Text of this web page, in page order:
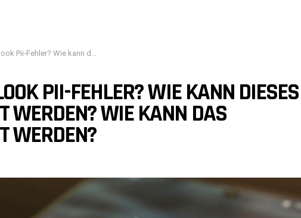
Problem gelöst werden? Wie kann das Problem gelöst werden?
PII-FEHLER? WIE KANN DIESES
WERDEN? WIE KANN DAS
WERDEN?